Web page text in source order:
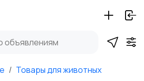
Товары для животных